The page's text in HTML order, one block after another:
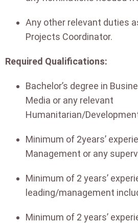
Any other relevant duties
Projects Coordinator.
Required Qualifications:
Bachelor’s degree in
Media or any relevant
Humanitarian/
Minimum of 2years’
Management or any
Minimum of 2 years’
leading/management
Minimum of 2 years’